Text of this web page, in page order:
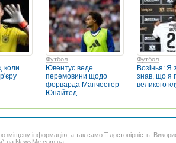
коли
Футбол
Ювентус веде
перемовини щодо
форварда Манчестер
Юнайтед
Футбол
Возінья: Я
знав, що я
великого
інформацію, а так само її достовірність.